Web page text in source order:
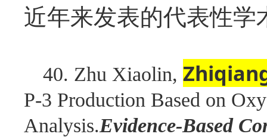
近年来发表的代表性学
40. Zhu Xiaolin,
P-3 Production Based on
Analysis.Evidence-Based